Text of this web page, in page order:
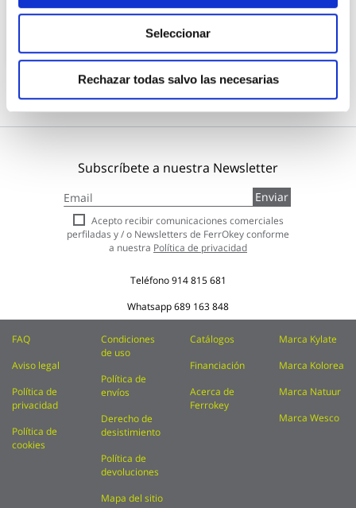
Seleccionar
Rechazar todas salvo las necesarias
Añadir al carrito
Subscríbete a nuestra Newsletter
a
nuestro
boletín
de
Enviar
Acepto recibir comunicaciones comerciales
perfiladas y / o Newsletters de FerrOkey conforme
a nuestra Política de privacidad
Teléfono914 815 681
Whatsapp689 163 848
FAQ
Aviso legal
Política de
privacidad
Política de
cookies
Condiciones
de uso
Política de
envíos
Derecho de
desistimiento
Política de
devoluciones
Mapa del sitio
Catálogos
Financiación
Acerca de
Ferrokey
Marca Kylate
Marca Kolorea
Marca Natuur
Marca Wesco